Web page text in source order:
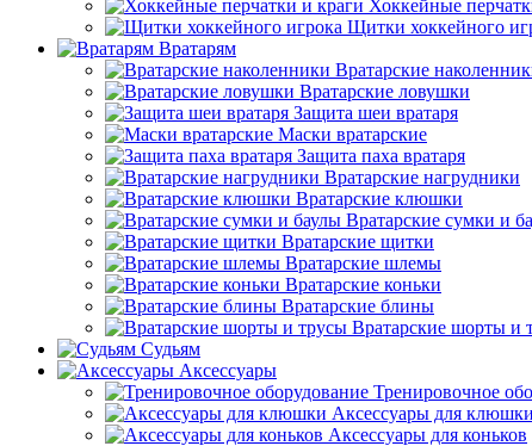
Хоккейные
Щитки хоккейного
Вратарям
Вратарские
Вратарские ловушки
Защита шеи вратаря
Маски вратарские
Защита паха вратаря
Вратарские нагрудники
Вратарские клюшки
Вратарские сумки и
Вратарские щитки
Вратарские шлемы
Вратарские коньки
Вратарские блины
Вратарские шорты и
Судьям
Аксессуары
Тренировочное
Аксессуары для клюшки
Аксессуары для коньков